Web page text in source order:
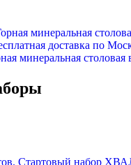
столовая